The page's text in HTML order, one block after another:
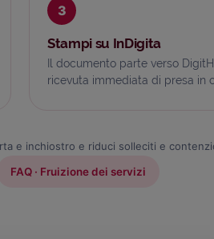
3
Stampi su InDigita
Il documento parte verso
ricevuta immediata di presa in
e inchiostro e riduci solleciti e
FAQ · Fruizione dei servizi